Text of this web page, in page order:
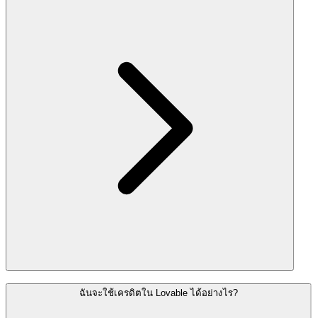
ฉันจะใช้เครดิตใน Lovable ได้อย่างไร?